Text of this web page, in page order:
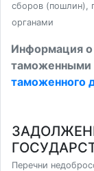
сборов (пошлин),
органами
Информация о
таможенными
таможенного
Перечни